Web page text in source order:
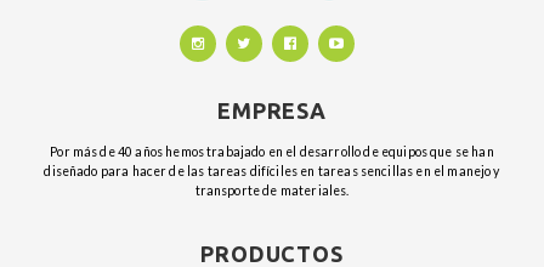
EMPRESA
Por más de 40 años hemos trabajado en el desarrollo de equipos que se han
diseñado para hacer de las tareas difíciles en tareas sencillas en el manejo y
transporte de materiales.
PRODUCTOS